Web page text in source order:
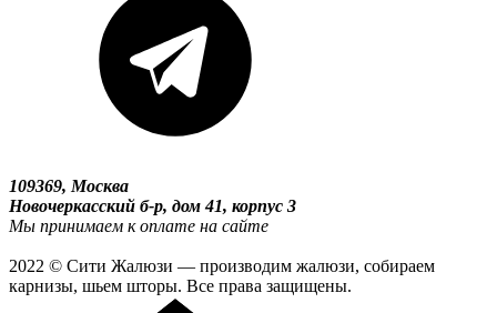
109369, Москва
Новочеркасский б-р, дом 41, корпус 3
Мы принимаем к оплате на сайте
2022 © Сити Жалюзи — производим жалюзи, собираем
карнизы, шьем шторы. Все права защищены.